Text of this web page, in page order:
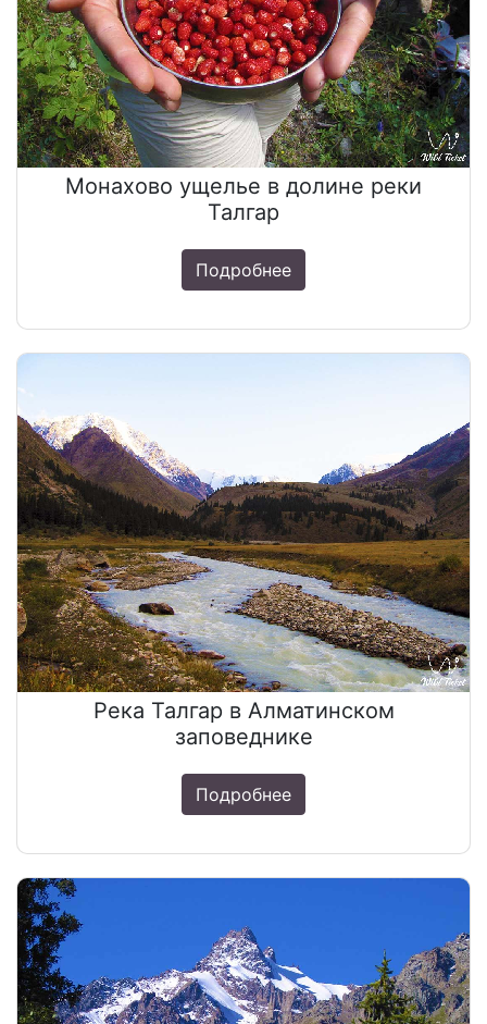
Монахово ущелье в долине реки
Талгар
Подробнее
Река Талгар в Алматинском
заповеднике
Подробнее